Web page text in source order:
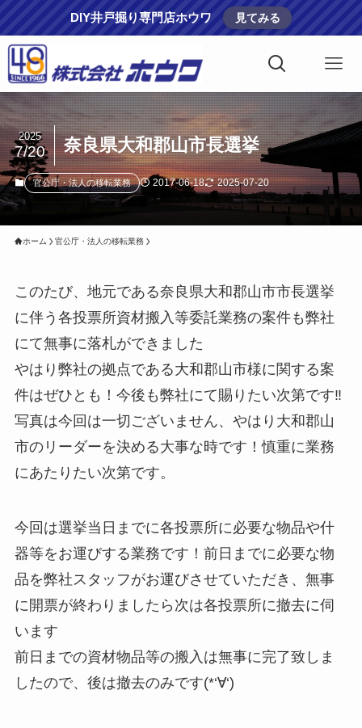
DIY井戸掘り専門店ホウワ 見てみる
奈良県大和郡山市長選挙
2025
7/20
官公庁・法人の移転業務 2017-06-18 2025-07-20
ホーム 官公庁・法人の移転業務
このたび、地元である奈良県大和郡山市市長選挙
に伴う各投票所資材搬入等委託業務の案件も弊社
にて無事に落札ができました
やはり弊社の拠点である大和郡山市様に関する案
件はぜひとも！今後も弊社にて賜りたい次第です‼
写真は今回は一切ございません、やはり大和郡山
市のリーダーを決める大事な時です！慎重に業務
にあたりたい次第です。
今回は選挙当日までに各投票所に必要な物品や什
器等をお運びする業務です！前日までに必要な物
品を弊社スタッフがお運びさせていただき、無事
に開票が終わりましたら次は各投票所に撤去に伺
います
前日までの資材物品等の搬入は無事に完了致しま
したので、後は撤去のみです(*‘∀‘)